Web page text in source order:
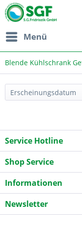
Menü
Blende Kühlschrank
Service Hotline
Shop Service
Informationen
Newsletter